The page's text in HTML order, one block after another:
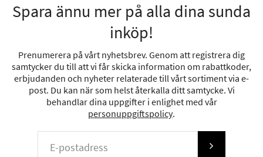
Spara ännu mer på alla dina sunda
inköp!
Prenumerera på vårt nyhetsbrev. Genom att registrera dig
samtycker du till att vi får skicka information om rabattkoder,
erbjudanden och nyheter relaterade till vårt sortiment via e-
post. Du kan när som helst återkalla ditt samtycke. Vi
behandlar dina uppgifter i enlighet med vår
personuppgiftspolicy.